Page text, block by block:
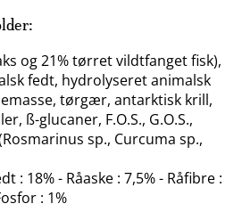
og 21% tørret vildtfanget fisk),
fedt, hydrolyseret animalsk
tørgær, antarktisk krill,
ß-glucaner, F.O.S., G.O.S.,
sp., Curcuma sp.,
: 18% - Råaske : 7,5% - Råfibre :
: 1%